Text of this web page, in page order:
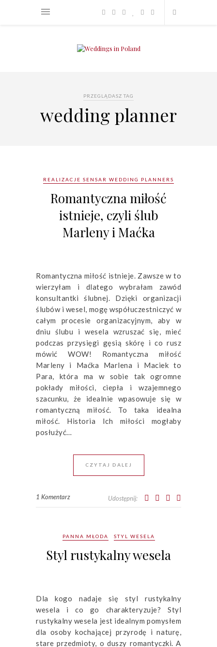
PRZEGLĄDASZ TAG
wedding planner
REALIZACJE SENSAR WEDDING PLANNERS
Romantyczna miłość
istnieje, czyli ślub
Marleny i Maćka
Romantyczna miłość istnieje. Zawsze w to
wierzyłam i dlatego wybrałam zawód
konsultantki ślubnej. Dzięki organizacji
ślubów i wesel, mogę współuczestniczyć w
całym procesie organizacyjnym, aby w
dniu ślubu i wesela wzruszać się, mieć
podczas przysięgi gęsią skórę i co rusz
mówić WOW! Romantyczna miłość
Marleny i Maćka Marlena i Maciek to
Para, która ma w sobie tak ogromne
pokłady miłości, ciepła i wzajemnego
szacunku, że idealnie wpasowuje się w
romantyczną miłość. To taka idealna
miłość. Historia Ich miłości mogłaby
posłużyć…
CZYTAJ DALEJ
1 Komentarz Udostępnij:
PANNA MŁODA STYL WESELA
Styl rustykalny wesela
Dla kogo nadaje się styl rustykalny
wesela i co go charakteryzuje? Styl
rustykalny wesela jest idealnym pomysłem
dla osoby kochającej przyrodę i naturę,
stare przedmioty, o duszy romantyczki. A